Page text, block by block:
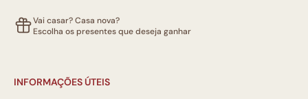
Vai casar? Casa nova?
Escolha os presentes que deseja ganhar
INFORMAÇÕES ÚTEIS